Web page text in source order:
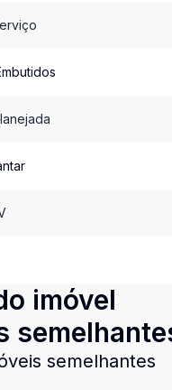
imóvel
semelhantes